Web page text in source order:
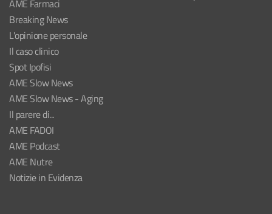
AME Farmaci
Breaking News
L'opinione personale
Il caso clinico
Spot Ipofisi
AME Slow News
AME Slow News - Aging
Il parere di...
AME FADOI
AME Podcast
AME Nutre
Notizie in Evidenza